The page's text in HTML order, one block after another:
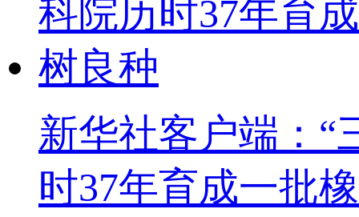
新华社客户端：
时37年育成一批